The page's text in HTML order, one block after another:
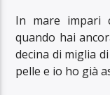
In mare impari
quando hai
decina di miglia
pelle e io ho già